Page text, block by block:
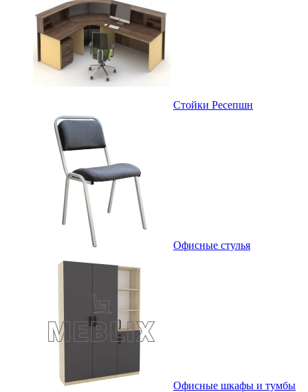
Стойки Ресепшн
Офисные стулья
Офисные шкафы и тумбы